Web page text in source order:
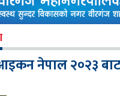
आइकन नेपाल २०२३